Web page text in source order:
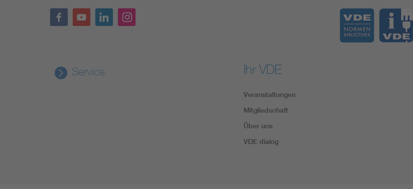
Service Ihr VDE
Veranstaltungen
Mitgliedschaft
Über uns
VDE dialog